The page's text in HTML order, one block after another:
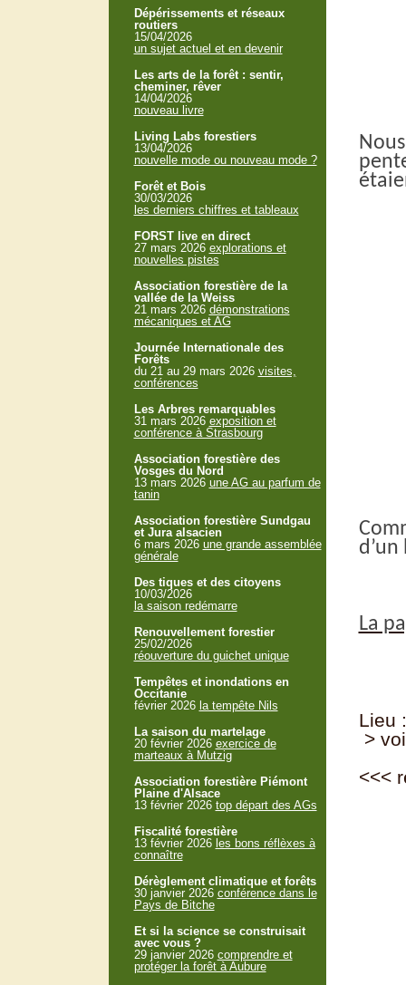
La
Lieu
>
<<<
Dépérissements et réseaux
routiers
15/04/2026
un sujet actuel et en devenir
Les arts de la forêt : sentir,
cheminer, rêver
14/04/2026
nouveau livre
Living Labs forestiers
13/04/2026
nouvelle mode ou nouveau mode ?
Forêt et Bois
30/03/2026
les derniers chiffres et tableaux
FORST live en direct
27 mars 2026 explorations et
nouvelles pistes
Association forestière de la
vallée de la Weiss
21 mars 2026 démonstrations
mécaniques et AG
Journée Internationale des
Forêts
du 21 au 29 mars 2026 visites,
conférences
Les Arbres remarquables
31 mars 2026 exposition et
conférence à Strasbourg
Association forestière des
Vosges du Nord
13 mars 2026 une AG au parfum de
tanin
Association forestière Sundgau
et Jura alsacien
6 mars 2026 une grande assemblée
générale
Des tiques et des citoyens
10/03/2026
la saison redémarre
Renouvellement forestier
25/02/2026
réouverture du guichet unique
Tempêtes et inondations en
Occitanie
février 2026 la tempête Nils
La saison du martelage
20 février 2026 exercice de
marteaux à Mutzig
Association forestière Piémont
Plaine d'Alsace
13 février 2026 top départ des AGs
Fiscalité forestière
13 février 2026 les bons réflèxes à
connaître
Dérèglement climatique et forêts
30 janvier 2026 conférence dans le
Pays de Bitche
Et si la science se construisait
avec vous ?
29 janvier 2026 comprendre et
protéger la forêt à Aubure